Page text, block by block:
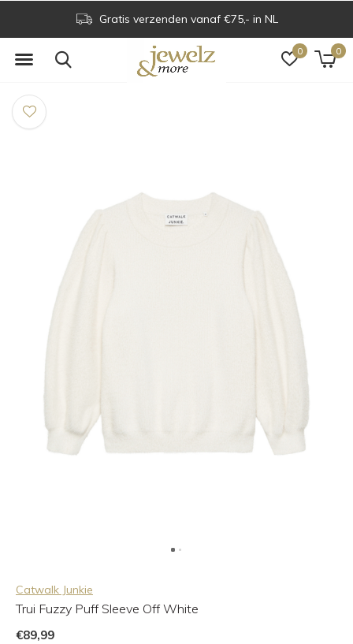
0 0
Gratis verzenden vanaf €75,- in NL
Catwalk Junkie
Trui Fuzzy Puff Sleeve Off White
€89,99